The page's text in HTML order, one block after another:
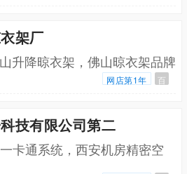
架厂
升降晾衣架，佛山晾衣架品牌
网店第1年 百
技有限公司第二
卡通系统，西安机房精密空